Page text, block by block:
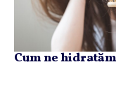
Cum ne